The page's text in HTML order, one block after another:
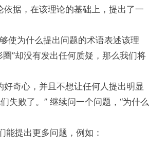
据，在该理论的基础上，提出了一
使为什么提出问题的术语表述该理
”却没有发出任何质疑，那么我们将
奇心，并且不想让任何人提出明显
失败了。” 继续问一个问题，“为什么
提出更多问题，例如：